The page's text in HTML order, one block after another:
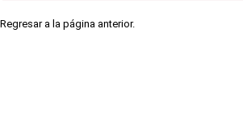
Regresar a la página anterior.